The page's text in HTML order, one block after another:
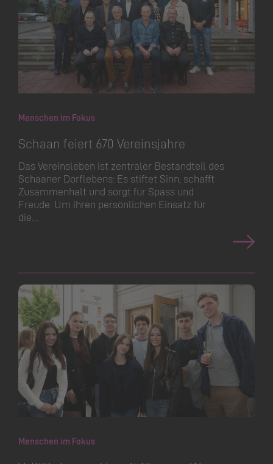
Menschen im Fokus
Schaan feiert 670 Vereinsjahre
Das Vereinsleben ist zentraler Bestandteil des
Schaaner Dorflebens: Es stiftet Sinn, schafft
Zusammenhalt und sorgt für Spass und
Freude. Um ihren persönlichen Einsatz für
die…
Menschen im Fokus